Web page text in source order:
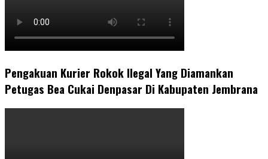
Pengakuan Kurier Rokok Ilegal Yang Diamankan
Petugas Bea Cukai Denpasar Di Kabupaten Jembrana